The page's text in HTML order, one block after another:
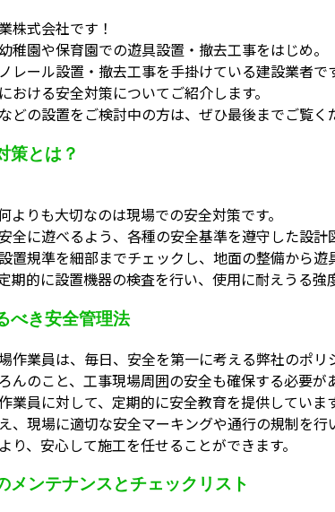
株式会社です！
稚園や保育園での遊具設置・撤去工事をはじめ。
レール設置・撤去工事を手掛けている建設業者で
おける安全対策についてご紹介します。
どの設置をご検討中の方は、ぜひ最後までご覧く
策とは？
よりも大切なのは現場での安全対策です。
全に遊べるよう、各種の安全基準を遵守した設計
置規準を細部までチェックし、地面の整備から
期的に設置機器の検査を行い、使用に耐えうる強
べき安全管理法
作業員は、毎日、安全を第一に考える弊社のポリ
んのこと、工事現場周囲の安全も確保する必要が
業員に対して、定期的に安全教育を提供しています
、現場に適切な安全マーキングや通行の規制を行
り、安心して施工を任せることができます。
メンテナンスとチェックリスト